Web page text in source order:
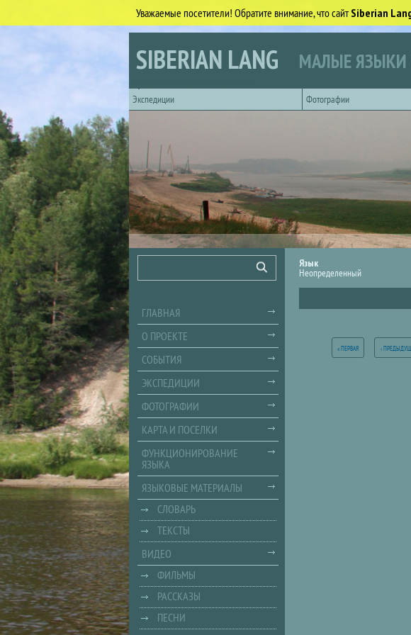
Уважаемые посетители! Обратите внимание, что сайтSiberian
SIBERIAN LANG МАЛЫЕ ЯЗЫКИ
Экспедиции
Фотографии
Язык
Неопределенный
Страницы
« ПЕРВАЯ ‹
ГЛАВНАЯ
О ПРОЕКТЕ
СОБЫТИЯ
ЭКСПЕДИЦИИ
ФОТОГРАФИИ
КАРТА И ПОСЕЛКИ
ФУНКЦИОНИРОВАНИЕ
ЯЗЫКА
ЯЗЫКОВЫЕ МАТЕРИАЛЫ
СЛОВАРЬ
ТЕКСТЫ
ВИДЕО
ФИЛЬМЫ
РАССКАЗЫ
ПЕСНИ